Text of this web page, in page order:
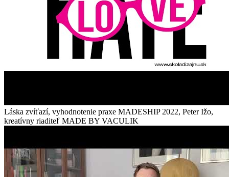
Láska zvíťazí, vyhodnotenie praxe MADESHIP 2022, Peter Ižo,
kreatívny riaditeľ MADE BY VACULIK